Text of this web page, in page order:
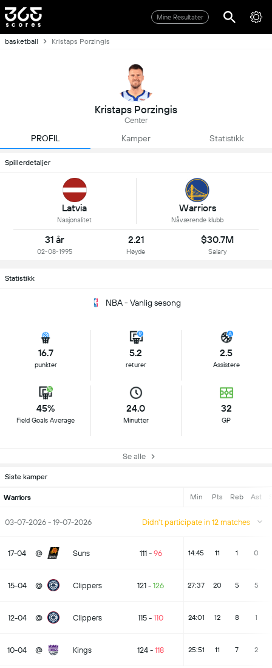
Mine Resultater
basketball Kristaps Porzingis
Kristaps Porzingis
Center
PROFIL Kamper Statistikk
Spillerdetaljer
Latvia
Nasjonalitet
Warriors
Nåværende klubb
31 år
02-08-1995
2.21
Høyde
$30.7M
Salary
Statistikk
NBA - Vanlig sesong
16.7
punkter
5.2
returer
2.5
Assistere
45%
Field Goals Average
24.0
Minutter
32
GP
Se alle
Siste kamper
Warriors Min Pts Reb Ast
03-07-2026 - 19-07-2026 Didn't participate in 12 matches
17-04 @ Suns 111- 96 14:45 11 1 0
15-04 @ Clippers 121 - 126 27:37 20 5 5
12-04 @ Clippers 115 - 110 24:01 12 8 1
10-04 @ Kings 124 - 118 25:51 11 7 2